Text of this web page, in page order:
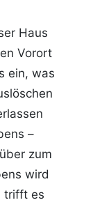
Haus
Vorort
ein, was
–
zum
wird
trifft es